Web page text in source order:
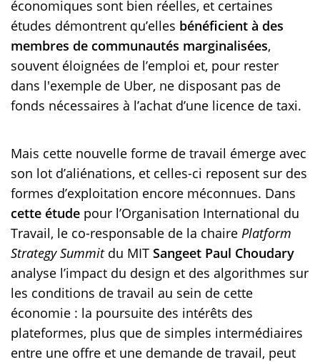
économiques sont bien réelles, et certaines
études démontrent qu’elles bénéficient à des
membres de communautés marginalisées,
souvent éloignées de l’emploi et, pour rester
dans l'exemple de Uber, ne disposant pas de
fonds nécessaires à l’achat d’une licence de taxi.
Mais cette nouvelle forme de travail émerge avec
son lot d’aliénations, et celles-ci reposent sur des
formes d’exploitation encore méconnues. Dans
cette étude pour l’Organisation International du
Travail, le co-responsable de la chaire Platform
Strategy Summit du MIT Sangeet Paul Choudary
analyse l’impact du design et des algorithmes sur
les conditions de travail au sein de cette
économie : la poursuite des intérêts des
plateformes, plus que de simples intermédiaires
entre une offre et une demande de travail, peut